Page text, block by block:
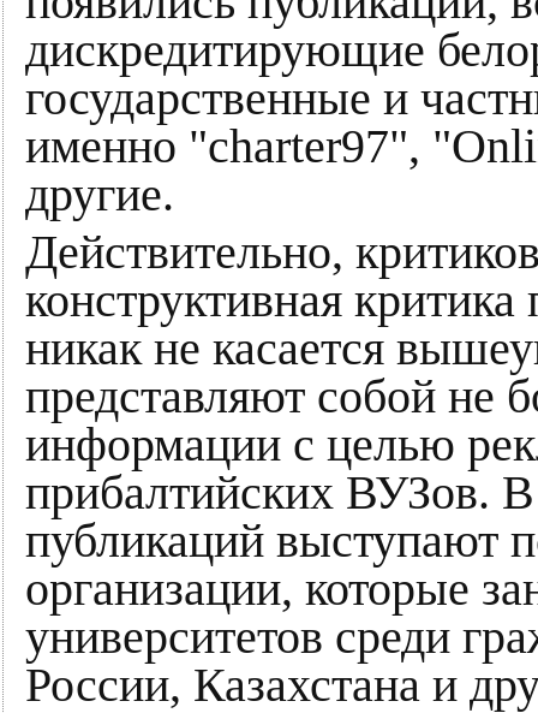
дискредитирующие
государственные и
именно "charter97",
другие.
Действительно,
конструктивная
никак не касается
представляют собой не
информации с целью
прибалтийских ВУЗов. В
публикаций выступают
организации, которые
университетов среди
России, Казахстана и